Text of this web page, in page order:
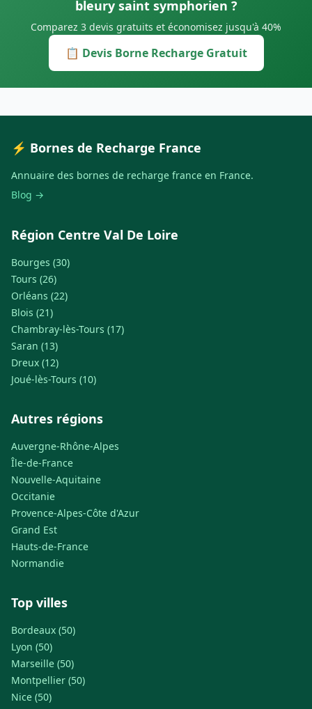
bleury saint symphorien ?
Comparez 3 devis gratuits et économisez jusqu'à 40%
📋 Devis Borne Recharge Gratuit
⚡ Bornes de Recharge France
Annuaire des bornes de recharge france en France.
Blog →
Région Centre Val De Loire
Bourges (30)
Tours (26)
Orléans (22)
Blois (21)
Chambray-lès-Tours (17)
Saran (13)
Dreux (12)
Joué-lès-Tours (10)
Autres régions
Auvergne-Rhône-Alpes
Île-de-France
Nouvelle-Aquitaine
Occitanie
Provence-Alpes-Côte d'Azur
Grand Est
Hauts-de-France
Normandie
Top villes
Bordeaux (50)
Lyon (50)
Marseille (50)
Montpellier (50)
Nice (50)